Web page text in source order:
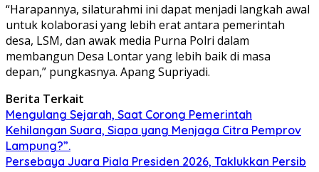
“Harapannya, silaturahmi ini dapat menjadi langkah awal
untuk kolaborasi yang lebih erat antara pemerintah
desa, LSM, dan awak media Purna Polri dalam
membangun Desa Lontar yang lebih baik di masa
depan,” pungkasnya. Apang Supriyadi.
Berita Terkait
Mengulang Sejarah, Saat Corong Pemerintah
Kehilangan Suara, Siapa yang Menjaga Citra Pemprov
Lampung?”.
Persebaya Juara Piala Presiden 2026, Taklukkan Persib